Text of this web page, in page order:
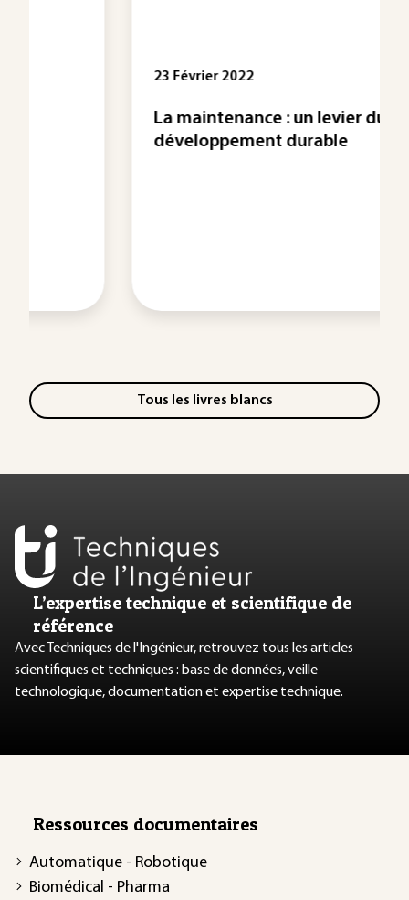
23 Février 2022
La maintenance : un levier du
développement durable
Tous les livres blancs
L’expertise technique et scientifique de
référence
Avec Techniques de l'Ingénieur, retrouvez tous les articles
scientifiques et techniques : base de données, veille
technologique, documentation et expertise technique.
Ressources documentaires
Automatique - Robotique
Biomédical - Pharma